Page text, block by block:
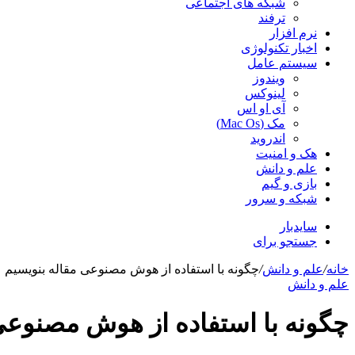
شبکه های اجتماعی
ترفند
نرم افزار
اخبار تکنولوژی
سیستم عامل
ویندوز
لینوکس
آی او اس
مک (Mac Os)
اندروید
هک و امنیت
علم و دانش
بازی و گیم
شبکه و سرور
سایدبار
جستجو برای
خانه/علم و دانش/چگونه با استفاده از هوش مصنوعی مقاله بنویسیم
علم و دانش
چگونه با استفاده از هوش